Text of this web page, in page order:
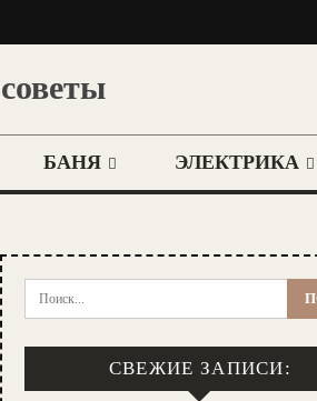
БАНЯ ЭЛЕКТРИКА
СВЕЖИЕ ЗАПИСИ: